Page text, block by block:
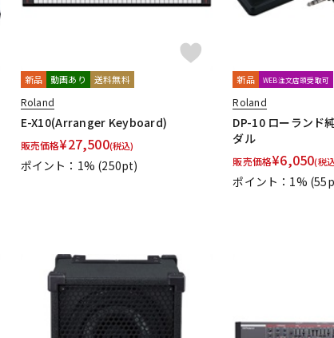
新品 動画あり 送料無料
Roland
E-X10(Arranger Keyboard)
販売価格¥27,500(税込)
ポイント：1% (250pt)
新品 WEB注文店頭受取可
Roland
DP-10 ローランド
ダル
販売価格¥6,050(税
ポイント：1%